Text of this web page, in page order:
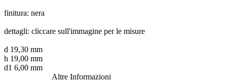
finitura: nera
dettagli: cliccare sull'immagine per le misure
d 19,30 mm
h 19,00 mm
d1 6,00 mm
Altre Informazioni